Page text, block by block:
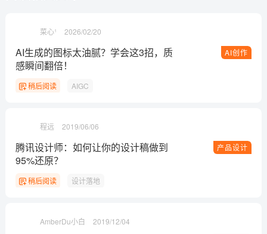
菜心¹ 2026/02/20
AI创作
AI生成的图标太油腻？学会这3招，质
感瞬间翻倍！
稍后阅读 AIGC
程远 2019/06/06
产品设计
腾讯设计师：如何让你的设计稿做到
95%还原？
稍后阅读 设计落地
AmberDu小白 2019/12/04